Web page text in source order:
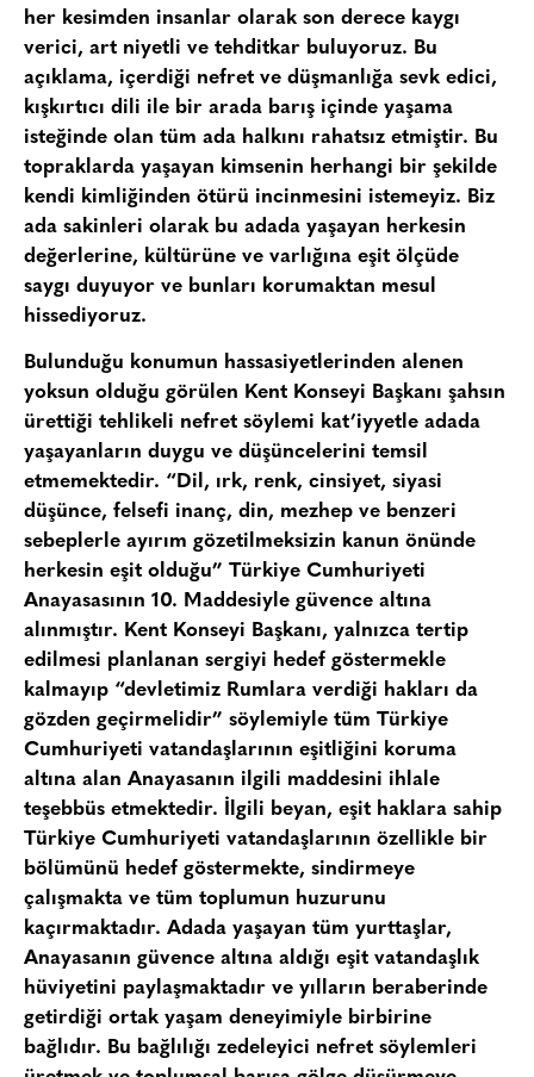
her kesimden insanlar olarak son derece kaygı
verici, art niyetli ve tehditkar buluyoruz. Bu
açıklama, içerdiği nefret ve düşmanlığa sevk edici,
kışkırtıcı dili ile bir arada barış içinde yaşama
isteğinde olan tüm ada halkını rahatsız etmiştir. Bu
topraklarda yaşayan kimsenin herhangi bir şekilde
kendi kimliğinden ötürü incinmesini istemeyiz. Biz
ada sakinleri olarak bu adada yaşayan herkesin
değerlerine, kültürüne ve varlığına eşit ölçüde
saygı duyuyor ve bunları korumaktan mesul
hissediyoruz.
Bulunduğu konumun hassasiyetlerinden alenen
yoksun olduğu görülen Kent Konseyi Başkanı şahsın
ürettiği tehlikeli nefret söylemi kat’iyyetle adada
yaşayanların duygu ve düşüncelerini temsil
etmemektedir. “Dil, ırk, renk, cinsiyet, siyasi
düşünce, felsefi inanç, din, mezhep ve benzeri
sebeplerle ayırım gözetilmeksizin kanun önünde
herkesin eşit olduğu” Türkiye Cumhuriyeti
Anayasasının 10. Maddesiyle güvence altına
alınmıştır. Kent Konseyi Başkanı, yalnızca tertip
edilmesi planlanan sergiyi hedef göstermekle
kalmayıp “devletimiz Rumlara verdiği hakları da
gözden geçirmelidir” söylemiyle tüm Türkiye
Cumhuriyeti vatandaşlarının eşitliğini koruma
altına alan Anayasanın ilgili maddesini ihlale
teşebbüs etmektedir. İlgili beyan, eşit haklara sahip
Türkiye Cumhuriyeti vatandaşlarının özellikle bir
bölümünü hedef göstermekte, sindirmeye
çalışmakta ve tüm toplumun huzurunu
kaçırmaktadır. Adada yaşayan tüm yurttaşlar,
Anayasanın güvence altına aldığı eşit vatandaşlık
hüviyetini paylaşmaktadır ve yılların beraberinde
getirdiği ortak yaşam deneyimiyle birbirine
bağlıdır. Bu bağlılığı zedeleyici nefret söylemleri